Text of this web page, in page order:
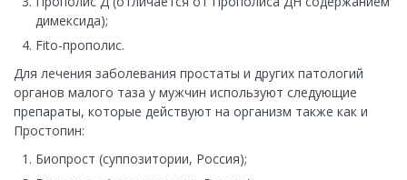
димексида);
Fito-прополис.
Для лечения заболевания простаты и других патологий
органов малого таза у мужчин используют следующие
препараты, которые действуют на организм также как и
Простопин:
Биопрост (суппозитории, Россия);